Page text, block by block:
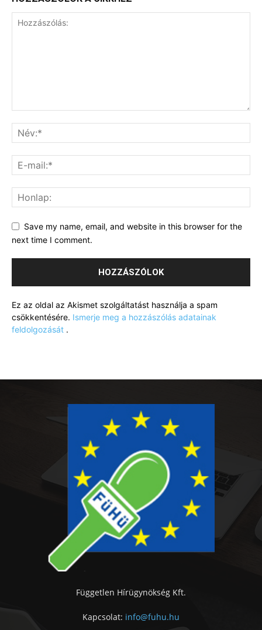
Save my name, email, and website in this browser for the
next time I comment.
Ez az oldal az Akismet szolgáltatást használja a spam
csökkentésére. Ismerje meg a hozzászólás adatainak
feldolgozását .
Független Hírügynökség Kft.
Kapcsolat: info@fuhu.hu